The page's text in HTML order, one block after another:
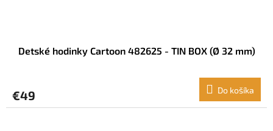
Detské hodinky Cartoon 482625 - TIN BOX (Ø 32 mm)
€49 Do košíka